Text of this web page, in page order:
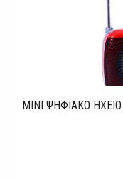
ΜΙΝΙ ΨΗΦΙΑΚΟ